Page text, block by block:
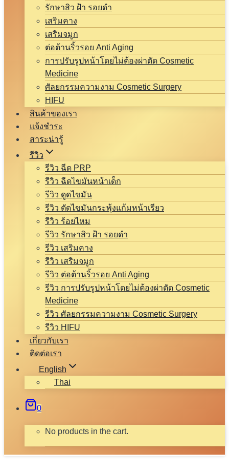
รักษาสิว ฝ้า รอยดำ
เสริมคาง
เสริมจมูก
ต่อต้านริ้วรอย Anti Aging
การปรับรูปหน้าโดยไม่ต้องผ่าตัด Cosmetic
Medicine
ศัลยกรรมความงาม Cosmetic Surgery
HIFU
สินค้าของเรา
แจ้งชำระ
สาระน่ารู้
รีวิว
รีวิว ฉีด PRP
รีวิว ฉีดไขมันหน้าเด็ก
รีวิว ดูดไขมัน
รีวิว ตัดไขมันกระพุ้งแก้มหน้าเรียว
รีวิว ร้อยไหม
รีวิว รักษาสิว ฝ้า รอยดำ
รีวิว เสริมคาง
รีวิว เสริมจมูก
รีวิว ต่อต้านริ้วรอย Anti Aging
รีวิว การปรับรูปหน้าโดยไม่ต้องผ่าตัด Cosmetic
Medicine
รีวิว ศัลยกรรมความงาม Cosmetic Surgery
รีวิว HIFU
เกี่ยวกับเรา
ติดต่อเรา
English
Thai
0
No products in the cart.